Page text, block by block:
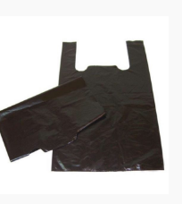
gạo, các đồ vật nặng Hàng
đảm bảo chất lượng tốt,